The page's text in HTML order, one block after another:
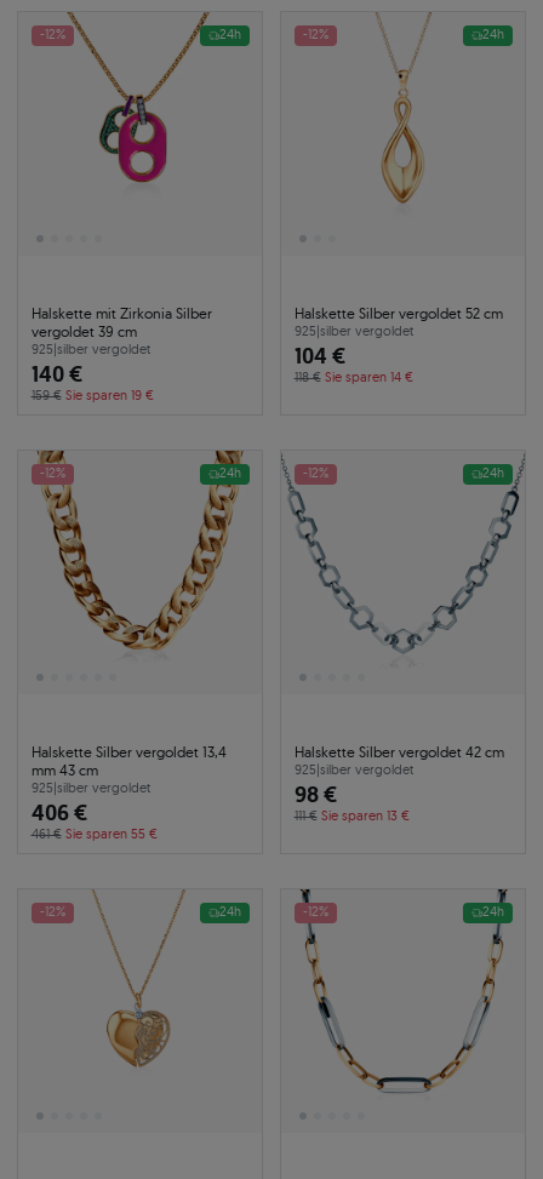
-12% 24h
Halskette mit Zirkonia Silber
vergoldet 39 cm
925|silber vergoldet
140 €
159 € Sie sparen 19 €
-12% 24h
Halskette Silber vergoldet 52 cm
925|silber vergoldet
104 €
118 € Sie sparen 14 €
-12% 24h
Halskette Silber vergoldet 13,4
mm 43 cm
925|silber vergoldet
406 €
461 € Sie sparen 55 €
-12% 24h
Halskette Silber vergoldet 42 cm
925|silber vergoldet
98 €
111 € Sie sparen 13 €
-12% 24h -12% 24h